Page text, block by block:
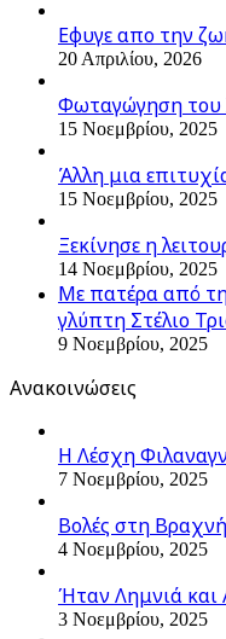
Εφυγε απο την
20 Απριλίου, 2026
Φωταγώγηση του
15 Νοεμβρίου, 2025
Άλλη μια
15 Νοεμβρίου, 2025
Ξεκίνησε η
14 Νοεμβρίου, 2025
Με πατέρα από
γλύπτη Στέλιο
9 Νοεμβρίου, 2025
Ανακοινώσεις
Η Λέσχη
7 Νοεμβρίου, 2025
Βολές στη
4 Νοεμβρίου, 2025
Ήταν Λημνιά και
3 Νοεμβρίου, 2025